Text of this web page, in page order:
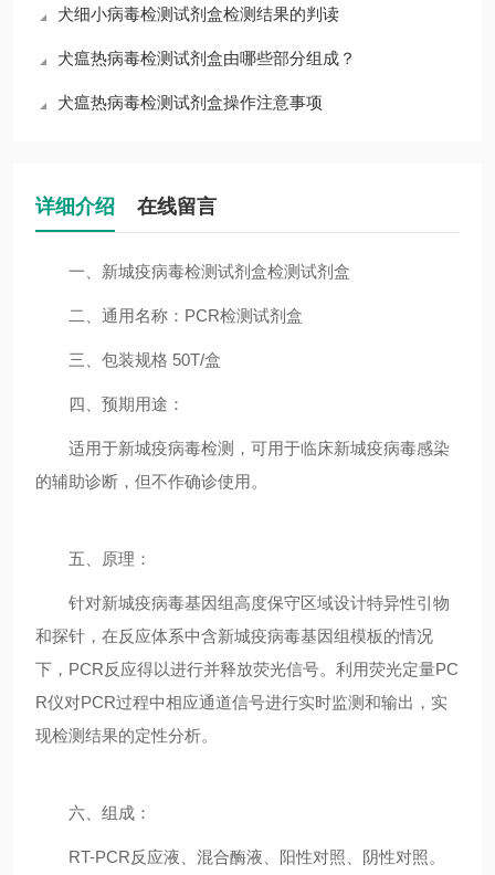
犬细小病毒检测试剂盒检测结果的判读
犬瘟热病毒检测试剂盒由哪些部分组成？
犬瘟热病毒检测试剂盒操作注意事项
详细介绍 在线留言
一、新城疫病毒检测试剂盒检测试剂盒
二、通用名称：PCR检测试剂盒
三、包装规格 50T/盒
四、预期用途：
适用于新城疫病毒检测，可用于临床新城疫病毒感染
的辅助诊断，但不作确诊使用。
五、原理：
针对新城疫病毒基因组高度保守区域设计特异性引物
和探针，在反应体系中含新城疫病毒基因组模板的情况
下，PCR反应得以进行并释放荧光信号。利用荧光定量PC
R仪对PCR过程中相应通道信号进行实时监测和输出，实
现检测结果的定性分析。
六、组成：
RT-PCR反应液、混合酶液、阳性对照、阴性对照。